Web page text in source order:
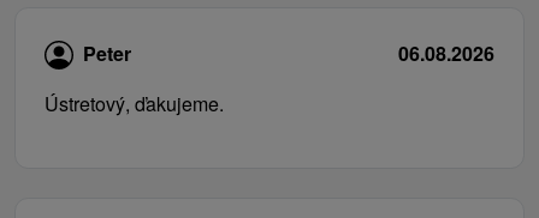
Peter
06.08.2026
Ústretový, ďakujeme.